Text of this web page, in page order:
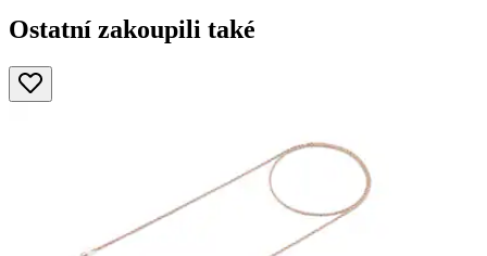
Ostatní zakoupili také